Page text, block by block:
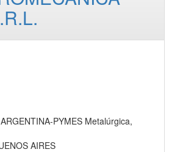
PYMES Metalúrgica,
AIRES